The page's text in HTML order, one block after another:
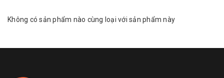
Không có sản phẩm nào cùng loại với sản phẩm này